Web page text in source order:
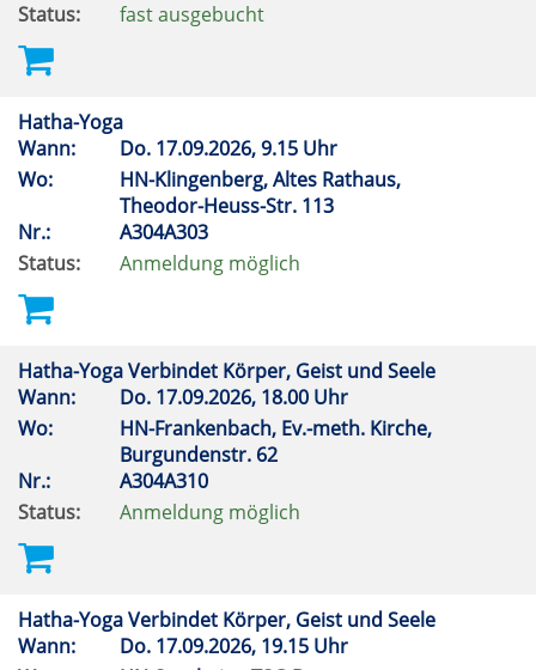
Status:
fast ausgebucht
Hatha-Yoga
Wann:
Do. 17.09.2026, 9.15 Uhr
Wo:
HN-Klingenberg, Altes Rathaus,
Theodor-Heuss-Str. 113
Nr.:
A304A303
Status:
Anmeldung möglich
Hatha-Yoga Verbindet Körper, Geist und Seele
Wann:
Do. 17.09.2026, 18.00 Uhr
Wo:
HN-Frankenbach, Ev.-meth. Kirche,
Burgundenstr. 62
Nr.:
A304A310
Status:
Anmeldung möglich
Hatha-Yoga Verbindet Körper, Geist und Seele
Wann:
Do. 17.09.2026, 19.15 Uhr